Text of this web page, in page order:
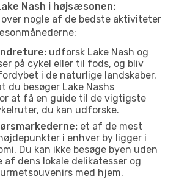
Nash i højsæsonen:
nogle af de bedste aktiviteter
udforsk Lake Nash og
på cykel eller til fods, og bliv
i de naturlige landskaber.
du besøger Lake Nashs
at få en guide til de vigtigste
du kan udforske.
et af de mest
i enhver by ligger i
Du kan ikke besøge byen uden
af dens lokale delikatesser og
med hjem.